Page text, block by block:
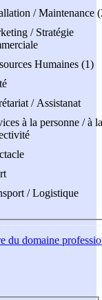
/ Maintenance
/ Stratégie
Humaines (1)
/ Assistanat
à la personne / à la
/ Logistique
du domaine